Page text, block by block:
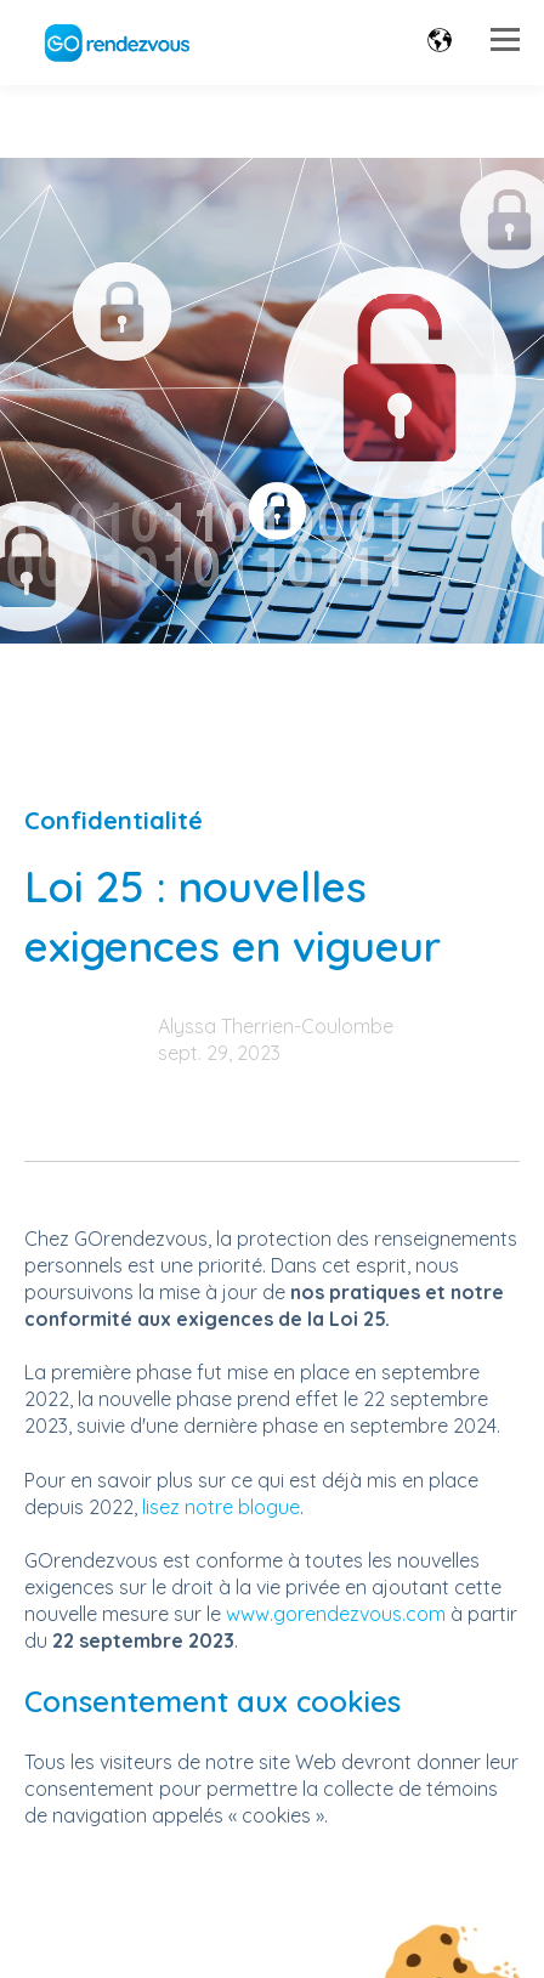
Confidentialité
Loi 25 : nouvelles
exigences en vigueur
Alyssa Therrien-Coulombe
sept. 29, 2023
Chez GOrendezvous, la protection des renseignements
personnels est une priorité. Dans cet esprit, nous
poursuivons la mise à jour de nos pratiques et notre
conformité aux exigences de la Loi 25.
La première phase fut mise en place en septembre
2022, la nouvelle phase prend effet le 22 septembre
2023, suivie d'une dernière phase en septembre 2024.
Pour en savoir plus sur ce qui est déjà mis en place
depuis 2022, lisez notre blogue.
GOrendezvous est conforme à toutes les nouvelles
exigences sur le droit à la vie privée en ajoutant cette
nouvelle mesure sur le www.gorendezvous.com à partir
du 22 septembre 2023.
Consentement aux cookies
Tous les visiteurs de notre site Web devront donner leur
consentement pour permettre la collecte de témoins
de navigation appelés « cookies ».